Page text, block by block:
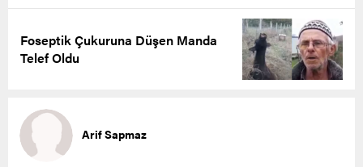
Foseptik Çukuruna Düşen Manda
Telef Oldu
Arif Sapmaz